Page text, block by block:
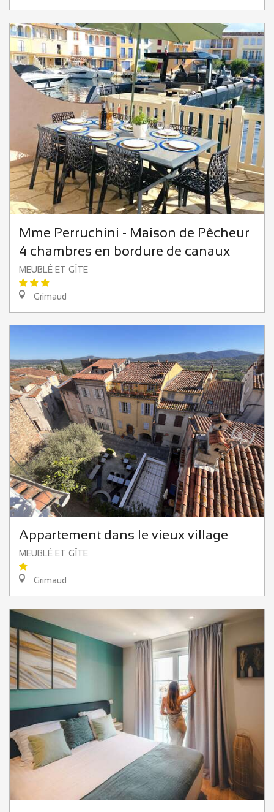
Mme Perruchini - Maison de Pêcheur
4 chambres en bordure de canaux
MEUBLÉ ET GÎTE
Grimaud
Appartement dans le vieux village
MEUBLÉ ET GÎTE
Grimaud